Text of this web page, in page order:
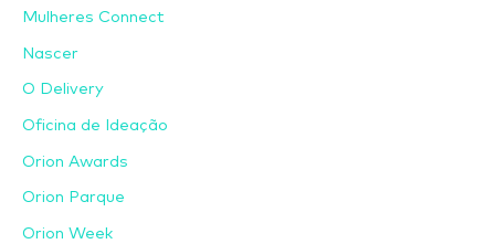
Mulheres Connect
Nascer
O Delivery
Oficina de Ideação
Orion Awards
Orion Parque
Orion Week